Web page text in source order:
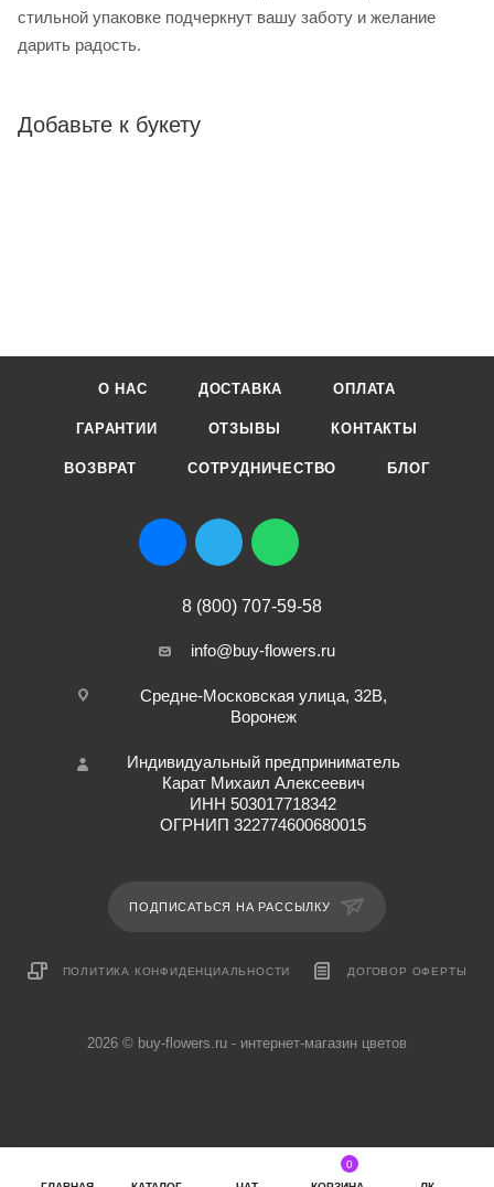
стильной упаковке подчеркнут вашу заботу и желание
дарить радость.
Добавьте к букету
О НАС ДОСТАВКА ОПЛАТА
ГАРАНТИИ ОТЗЫВЫ КОНТАКТЫ
ВОЗВРАТ СОТРУДНИЧЕСТВО БЛОГ
8 (800) 707-59-58
info@buy-flowers.ru
Средне-Московская улица, 32В,
Воронеж
Индивидуальный предприниматель
Карат Михаил Алексеевич
ИНН 503017718342
ОГРНИП 322774600680015
ПОДПИСАТЬСЯ НА РАССЫЛКУ
ПОЛИТИКА КОНФИДЕНЦИАЛЬНОСТИ ДОГОВОР ОФЕРТЫ
2026 © buy-flowers.ru - интернет-магазин цветов
0